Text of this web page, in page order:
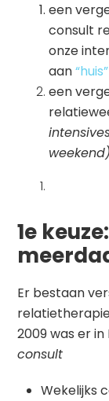
een
consult
onze
aan“huis”
een
weekend)
1e
Er bestaan
2009 was er
consult
Wekelijks